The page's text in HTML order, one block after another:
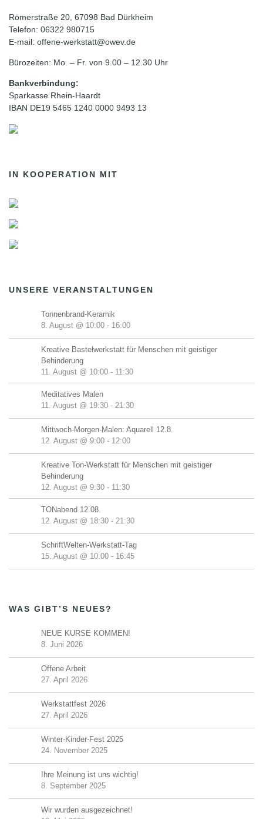
Römerstraße 20, 67098 Bad Dürkheim
Telefon: 06322 980715
E-mail: offene-werkstatt@owev.de
Bürozeiten: Mo. – Fr. von 9.00 – 12.30 Uhr
Bankverbindung:
Sparkasse Rhein-Haardt
IBAN DE19 5465 1240 0000 9493 13
IN KOOPERATION MIT
UNSERE VERANSTALTUNGEN
Tonnenbrand-Keramik
8. August @ 10:00 - 16:00
Kreative Bastelwerkstatt für Menschen mit geistiger
Behinderung
11. August @ 10:00 - 11:30
Meditatives Malen
11. August @ 19:30 - 21:30
Mittwoch-Morgen-Malen: Aquarell 12.8.
12. August @ 9:00 - 12:00
Kreative Ton-Werkstatt für Menschen mit geistiger
Behinderung
12. August @ 9:30 - 11:30
TONabend 12.08.
12. August @ 18:30 - 21:30
SchriftWelten-Werkstatt-Tag
15. August @ 10:00 - 16:45
WAS GIBT’S NEUES?
NEUE KURSE KOMMEN!
8. Juni 2026
Offene Arbeit
27. April 2026
Werkstattfest 2026
27. April 2026
Winter-Kinder-Fest 2025
24. November 2025
Ihre Meinung ist uns wichtig!
8. September 2025
Wir wurden ausgezeichnet!